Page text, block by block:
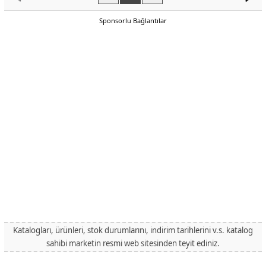
Sponsorlu Bağlantılar
Katalogları, ürünleri, stok durumlarını, indirim tarihlerini v.s. katalog
sahibi marketin resmi web sitesinden teyit ediniz.